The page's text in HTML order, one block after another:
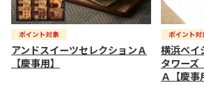
アンドスイーツセレクションＡ
【慶事用】
横浜ベ
タワー
Ａ【慶事